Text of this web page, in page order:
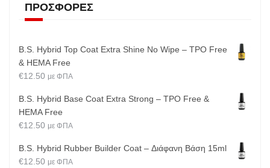
ΠΡΟΣΦΟΡΈΣ
B.S. Hybrid Top Coat Extra Shine No Wipe – TPO Free
& HEMA Free
€12.50 με ΦΠΑ
B.S. Hybrid Base Coat Extra Strong – TPO Free &
HEMA Free
€12.50 με ΦΠΑ
B.S. Hybrid Rubber Builder Coat – Διάφανη Βάση 15ml
€12.50 με ΦΠΑ